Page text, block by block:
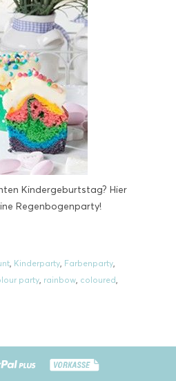
Kindergeburtstag? Hier
Regenbogenparty!
, Kinderparty, Farbenparty,
party, rainbow, coloured,